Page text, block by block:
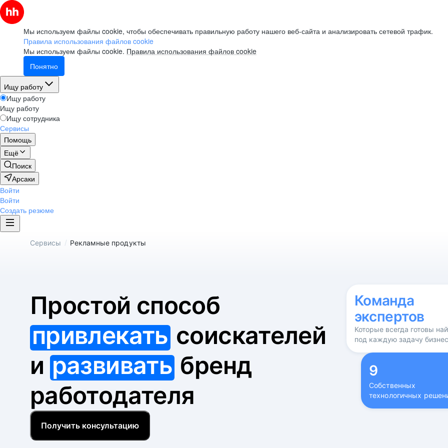
Мы используем файлы cookie, чтобы обеспечивать правильную работу нашего веб-сайта и анализировать сетевой трафик.
Правила использования файлов cookie
Мы используем файлы cookie. Правила использования файлов cookie
Понятно
Ищу работу
Ищу работу
Ищу работу
Ищу сотрудника
Сервисы
Помощь
Ещё
Поиск
Арсаки
Войти
Войти
Создать резюме
Сервисы / Рекламные продукты
Простой способ
привлекатьсоискателей
и развивать бренд
работодателя
Получить консультацию
Команда
экспертов
Которые всегда готовы
под каждую задачу
9
Собственных
технологичных